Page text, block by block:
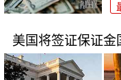
美国将签证保证金